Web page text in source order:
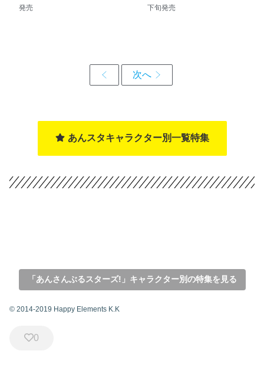
発売 下旬発売
あんスタキャラクター別一覧特集
「あんさんぶるスターズ!」キャラクター別の特集を見る
© 2014-2019 Happy Elements K.K
0